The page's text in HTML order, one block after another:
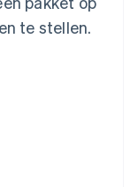
te stellen.